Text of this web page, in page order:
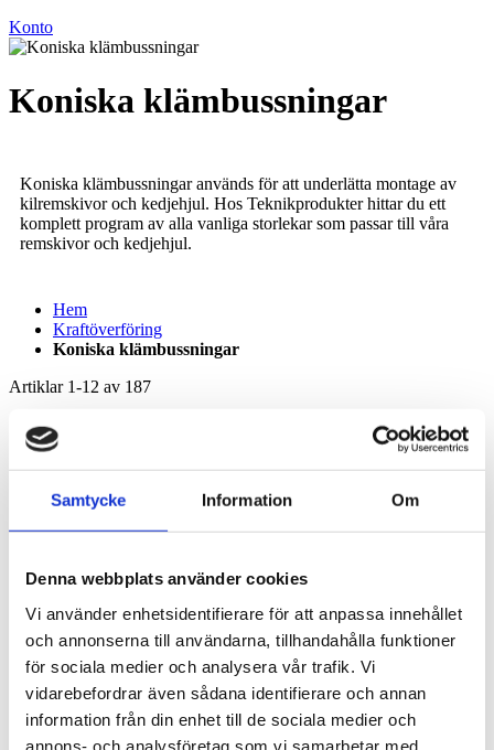
Samtycke Information Om
Denna webbplats använder cookies
Vi använder enhetsidentifierare för att anpassa innehållet
och annonserna till användarna, tillhandahålla funktioner
för sociala medier och analysera vår trafik. Vi
vidarebefordrar även sådana identifierare och annan
information från din enhet till de sociala medier och
annons- och analysföretag som vi samarbetar med.
Konto
Koniska klämbussningar
Koniska klämbussningar används för att underlätta montage av
kilremskivor och kedjehjul. Hos Teknikprodukter hittar du ett
komplett program av alla vanliga storlekar som passar till våra
remskivor och kedjehjul.
Hem
Kraftöverföring
Koniska klämbussningar
Artiklar 1-12 av 187
Sortera på
FÖR BUSSNING 1008, 1108
SKRUV 3/8" X 5/8"
FÖR BUSSNING 1210,1215,1310,1610,1615
20,61 kr
Lägg till i kundvagn
Lägg till i jämför
SKRUV 7/16" X 7/8"